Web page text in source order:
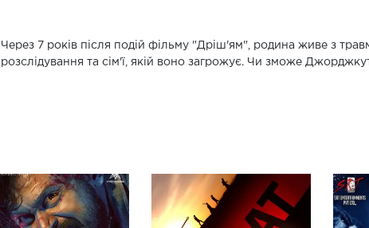
Через 7 років після подій фільму "Дріш'ям", родина живе з
розслідування та сім'ї, якій воно загрожує. Чи зможе